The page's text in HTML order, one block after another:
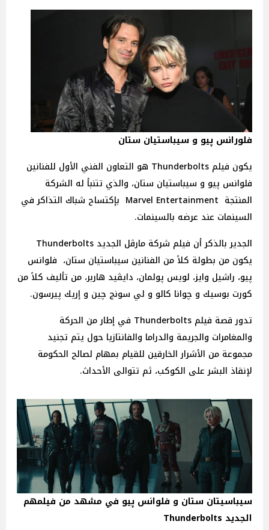
فلورانس پيو و سيباستيان ستان
يكون فيلم Thunderbolts هو التعاون الفني الأول للفنانين
فلوانس پيو و سيباستيان ستان، والذي تتنبأ له الشركة
المنتجة Marvel Entertainment بإكتساح شباك التذاكر في
السينمات عند عرضه بالسينمات.
الجدير بالذكر أن فيلم شركة مارڤل الجديد Thunderbolts
يكون من بطولة كلاً من الفنانين سيباستيان ستان، فلوانس
پيو، راشيل وايز، لويس پولمان، دايڤيد هاربر، من تأليف كلاً من
كورت بوسيك و چوانا كالو و لي سونج چين و إريك پيرسون.
تدور قصة فيلم Thunderbolts في إطار من الحركة
والمغامرات والجريمة والدراما والفانتازيا حول يتم تجنيد
مجموعة من الأشرار الخارقين للقيام بمهام لصالح الحكومة
لإنقاذ البشر على الكوكب، ثم تتوالى الأحداث.
سيباسيتان ستان و فلوانس پيو في مشهد من فيلمهم
الجديد Thunderbolts